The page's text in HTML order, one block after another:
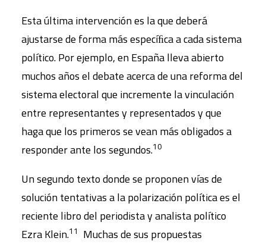
Esta última intervención es la que deberá
ajustarse de forma más especíﬁca a cada sistema
político. Por ejemplo, en España lleva abierto
muchos años el debate acerca de una reforma del
sistema electoral que incremente la vinculación
entre representantes y representados y que
haga que los primeros se vean más obligados a
responder ante los segundos.10
Un segundo texto donde se proponen vías de
solución tentativas a la polarización política es el
reciente libro del periodista y analista político
Ezra Klein.11 Muchas de sus propuestas